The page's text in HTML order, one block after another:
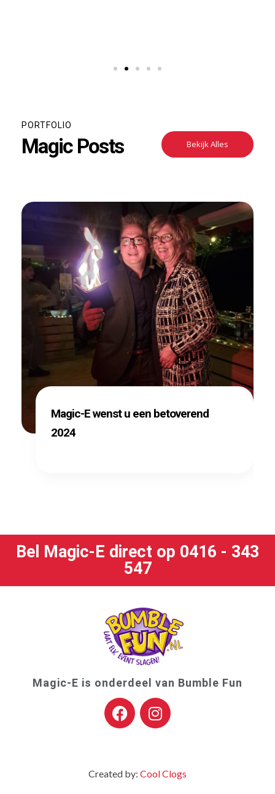
PORTFOLIO
Magic Posts Bekijk Alles
Magic-E wenst u een betoverend
2024
Bel Magic-E direct op 0416 - 343
547
Magic-E is onderdeel van Bumble Fun
Created by: Cool Clogs